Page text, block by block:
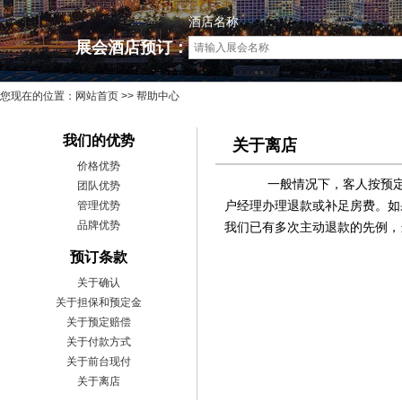
展会酒店预订：
酒店名称
您现在的位置： 网站首页 >> 帮助中心
我们的优势
价格优势
团队优势
管理优势
品牌优势
预订条款
关于确认
关于担保和预定金
关于预定赔偿
关于付款方式
关于前台现付
关于离店
关于离店
一般情况下，客人按预定
户经理办理退款或补足房费。
我们已有多次主动退款的先例